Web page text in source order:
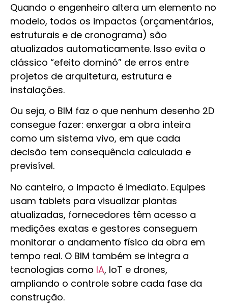
Quando o engenheiro altera um elemento no
modelo, todos os impactos (orçamentários,
estruturais e de cronograma) são
atualizados automaticamente. Isso evita o
clássico “efeito dominó” de erros entre
projetos de arquitetura, estrutura e
instalações.
Ou seja, o BIM faz o que nenhum desenho 2D
consegue fazer: enxergar a obra inteira
como um sistema vivo, em que cada
decisão tem consequência calculada e
previsível.
No canteiro, o impacto é imediato. Equipes
usam tablets para visualizar plantas
atualizadas, fornecedores têm acesso a
medições exatas e gestores conseguem
monitorar o andamento físico da obra em
tempo real. O BIM também se integra a
tecnologias como IA, IoT e drones,
ampliando o controle sobre cada fase da
construção.